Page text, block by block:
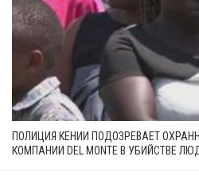
ПОЛИЦИЯ КЕНИИ ПОДОЗРЕВАЕТ
КОМПАНИИ DEL MONTE В УБИЙСТВЕ